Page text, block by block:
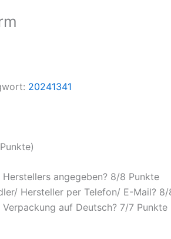
20241341
angegeben? 8/8 Punkte
Hersteller per Telefon/ E-Mail? 8/
auf Deutsch? 7/7 Punkte